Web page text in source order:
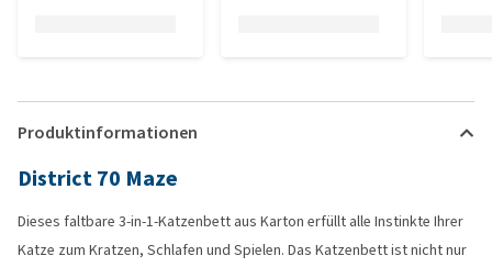
Produktinformationen
District 70 Maze
Dieses faltbare 3-in-1-Katzenbett aus Karton erfüllt alle Instinkte Ihrer
Katze zum Kratzen, Schlafen und Spielen. Das Katzenbett ist nicht nur